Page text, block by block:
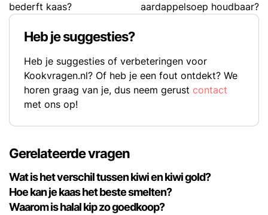
bederft kaas?
aardappelsoep houdbaar?
Heb je suggesties?
Heb je suggesties of verbeteringen voor
Kookvragen.nl? Of heb je een fout ontdekt? We
horen graag van je, dus neem gerust contact
met ons op!
Gerelateerde vragen
Wat is het verschil tussen kiwi en kiwi gold?
Hoe kan je kaas het beste smelten?
Waarom is halal kip zo goedkoop?